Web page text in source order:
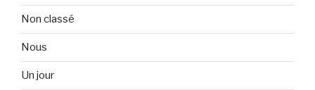
Non classé
Nous
Un jour